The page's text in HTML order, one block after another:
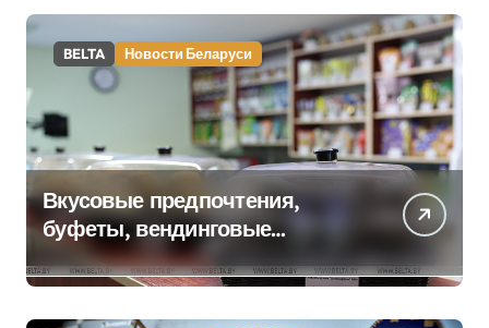
BELTA Новости Беларуси
Вкусовые предпочтения,
буфеты, вендинговые
аппараты. Минобразования об
изменениях в школьном
питании